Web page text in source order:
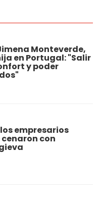
Monteverde,
en Portugal: "Salir
y poder
empresarios
con